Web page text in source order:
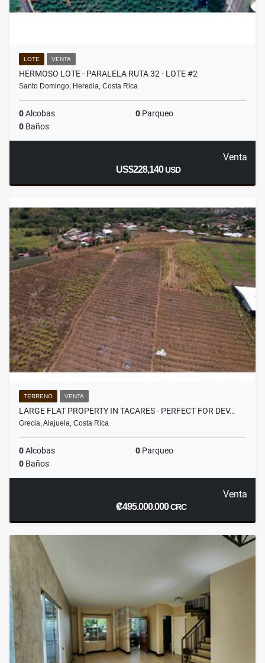
LOTE VENTA
HERMOSO LOTE - PARALELA RUTA 32 - LOTE #2
Santo Domingo, Heredia, Costa Rica
0Alcobas 0 Parqueo
0 Baños
Venta
US$228,140USD
TERRENO VENTA
LARGE FLAT PROPERTY IN TACARES - PERFECT FOR DEV…
Grecia, Alajuela, Costa Rica
0Alcobas 0 Parqueo
0 Baños
Venta
₡495.000.000CRC